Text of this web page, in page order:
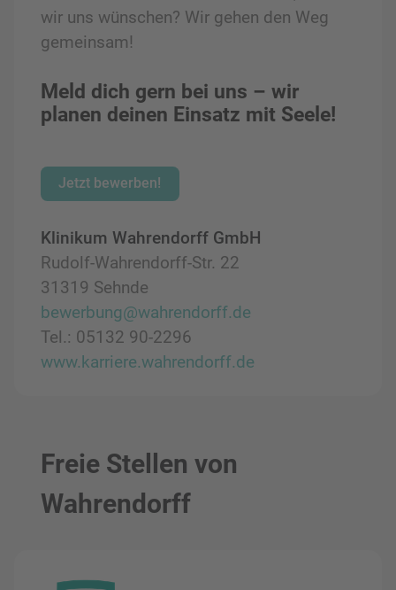
wir uns wünschen? Wir gehen den Weg
gemeinsam!
Meld dich gern bei uns – wir
planen deinen Einsatz mit Seele!
Jetzt bewerben!
Klinikum Wahrendorff GmbH
Rudolf-Wahrendorff-Str. 22
31319 Sehnde
bewerbung@wahrendorff.de
Tel.: 05132 90-2296
www.karriere.wahrendorff.de
Freie Stellen von
Wahrendorff